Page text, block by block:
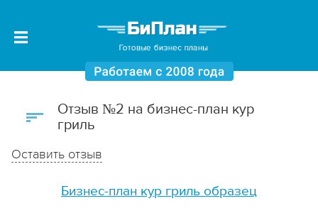
Отзыв №2 на бизнес-план кур
гриль
Оставить отзыв
Бизнес-план кур гриль образец